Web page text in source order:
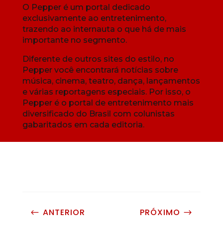
O Pepper é um portal dedicado
exclusivamente ao entretenimento,
trazendo ao internauta o que há de mais
importante no segmento.
Diferente de outros sites do estilo, no
Pepper você encontrará notícias sobre
música, cinema, teatro, dança, lançamentos
e várias reportagens especiais. Por isso, o
Pepper é o portal de entretenimento mais
diversificado do Brasil com colunistas
gabaritados em cada editoria.
# ANTERIOR PRÓXIMO $